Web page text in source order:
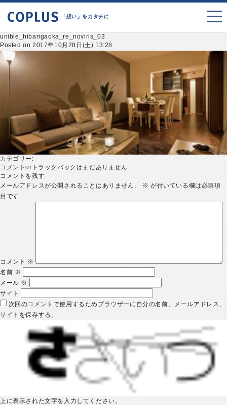
「想い」をカタチに
unible_hibarigaoka_re_noviris_03
Posted on 2017年10月28日(土) 13:28
カテゴリー:
コメントorトラックバックはまだありません
コメントを残す
メールアドレスが公開されることはありません。
※ が付いている欄は必須項
目です
コメント ※
名前 ※
メール ※
サイト
次回のコメントで使用するためブラウザーに自分の名前、メールアドレス、
サイトを保存する。
上に表示された文字を入力してください。